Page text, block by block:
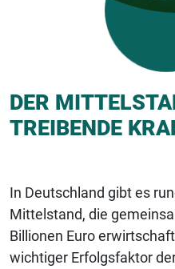
DER
TREIBENDE
In Deutschland gibt es
Mittelstand, die
Billionen Euro
wichtiger Erfolgsfaktor